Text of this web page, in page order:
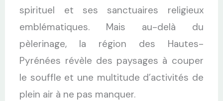
spirituel et ses sanctuaires religieux
emblématiques. Mais au-delà du
pèlerinage, la région des Hautes-
Pyrénées révèle des paysages à couper
le souffle et une multitude d’activités de
plein air à ne pas manquer.